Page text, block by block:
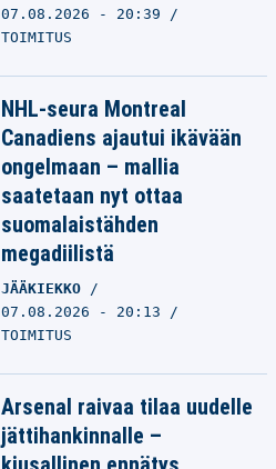
07.08.2026 - 20:39
TOIMITUS
NHL-seura Montreal
Canadiens ajautui ikävään
ongelmaan – mallia
saatetaan nyt ottaa
suomalaistähden
megadiilistä
JÄÄKIEKKO
07.08.2026 - 20:13
TOIMITUS
Arsenal raivaa tilaa uudelle
jättihankinnalle –